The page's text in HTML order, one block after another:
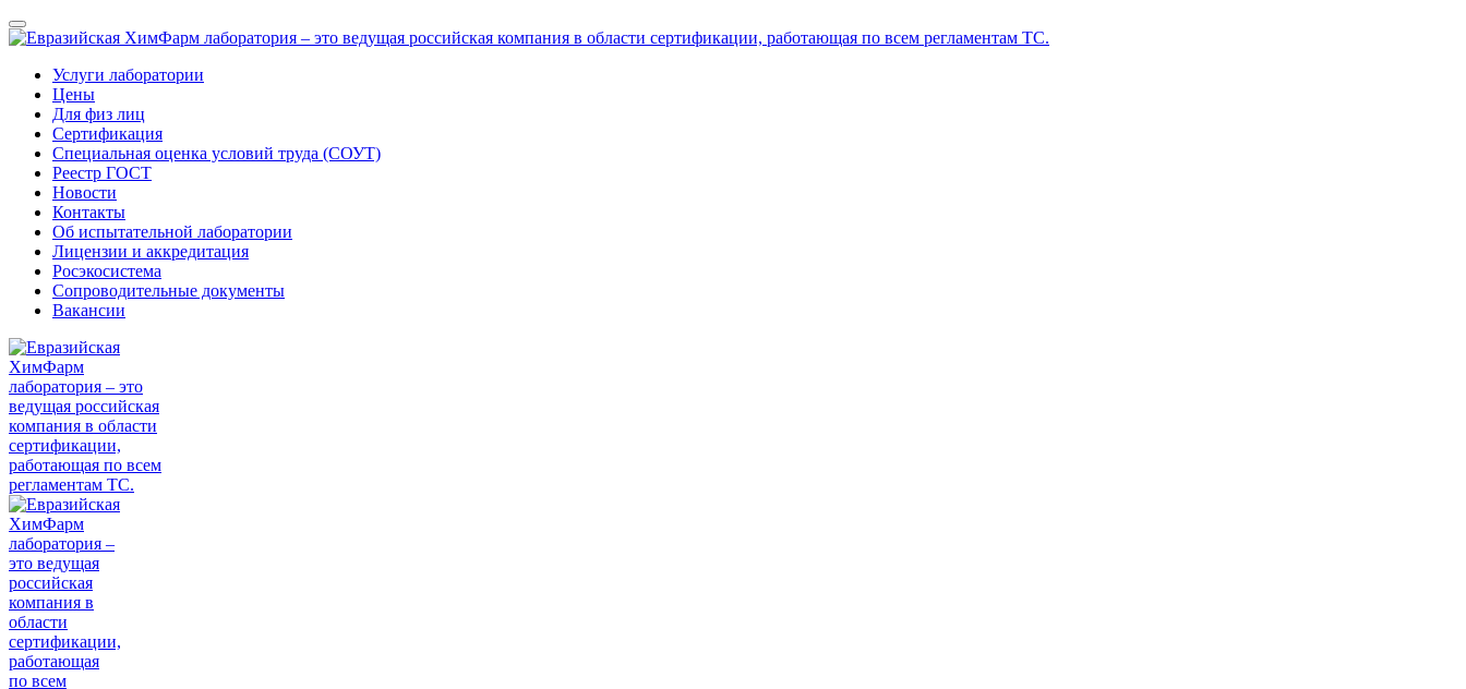
Услуги лаборатории
Цены
Для физ лиц
Сертификация
Специальная оценка условий труда (СОУТ)
Реестр ГОСТ
Новости
Контакты
Об испытательной лаборатории
Лицензии и аккредитация
Росэкосистема
Сопроводительные документы
Вакансии